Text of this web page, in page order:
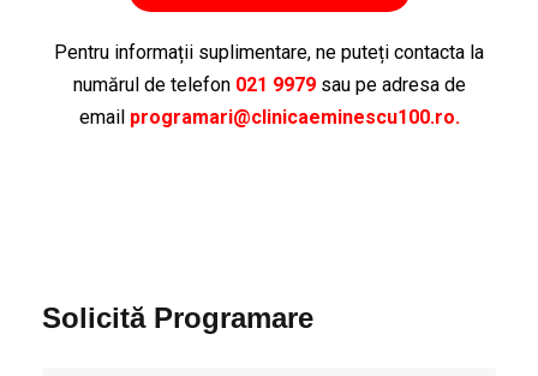
Pentru informații suplimentare, ne puteți contacta la
numărul de telefon 021 9979sau pe adresa de
email programari@clinicaeminescu100.ro.
Solicită Programare